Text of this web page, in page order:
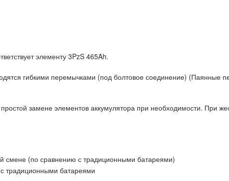
элементу 3PzS 465Ah.
гибкими перемычками (под болтовое соединение) (Паянные
замене элементов аккумулятора при необходимости. При
смене (по сравнению с традиционными батареями)
традиционными батареями